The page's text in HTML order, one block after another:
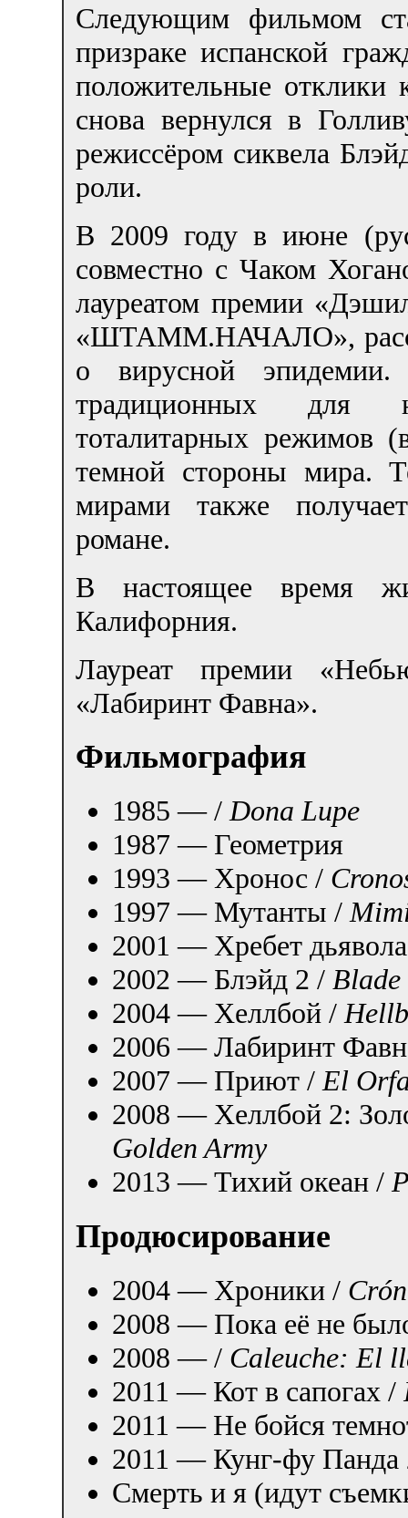
Следующим фильмом
призраке испанской
положительные отклики
снова вернулся в
режиссёром сиквела
роли.
В 2009 году в июне
совместно с Чаком
лауреатом премии
«ШТАММ.НАЧАЛО»,
о вирусной
традиционных для
тоталитарных режимов
темной стороны мира.
мирами также
романе.
В настоящее время
Калифорния.
Лауреат премии
«Лабиринт Фавна».
Фильмография
1985 — /Dona Lupe
1987 — Геометрия
1993 — Хронос /
1997 — Мутанты /
2001 — Хребет
2002 — Блэйд 2 / Blade
2004 — Хеллбой /
2006 — Лабиринт
2007 — Приют /El
2008 — Хеллбой 2:
Golden Army
2013 — Тихий океан /
Продюсирование
2004 — Хроники /
2008 — Пока её не
2008 — / Caleuche: El
2011 — Кот в сапогах /
2011 — Не бойся
2011 — Кунг-фу
Смерть и я (идут